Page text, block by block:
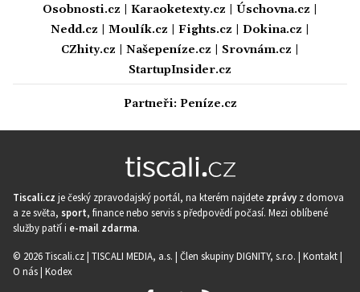
Osobnosti.cz
Karaoketexty.cz Úschovna.cz
Nedd.cz
Moulík.cz Fights.cz Dokina.cz
CZhity.cz
Našepeníze.cz Srovnám.cz
StartupInsider.cz
Partneři: Peníze.cz
Tiscali.cz je český zpravodajský portál, na kterém najdete zprávy z domova
a ze světa, sport, finance nebo servis s předpovědí počasí. Mezi oblíbené
služby patří i e-mail zdarma.
© 2026 Tiscali.cz | TISCALI MEDIA, a.s. | Člen skupiny DIGNITY, s.r.o. | Kontakt|
O nás| Kodex